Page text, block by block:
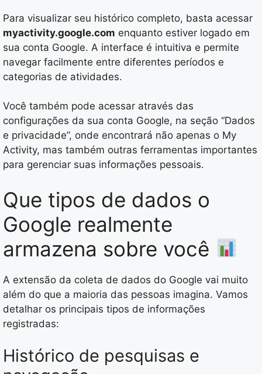
Para visualizar seu histórico completo, basta acessar
myactivity.google.com enquanto estiver logado em
sua conta Google. A interface é intuitiva e permite
navegar facilmente entre diferentes períodos e
categorias de atividades.
Você também pode acessar através das
configurações da sua conta Google, na seção “Dados
e privacidade”, onde encontrará não apenas o My
Activity, mas também outras ferramentas importantes
para gerenciar suas informações pessoais.
Que tipos de dados o
Google realmente
armazena sobre você
A extensão da coleta de dados do Google vai muito
além do que a maioria das pessoas imagina. Vamos
detalhar os principais tipos de informações
registradas:
Histórico de pesquisas e